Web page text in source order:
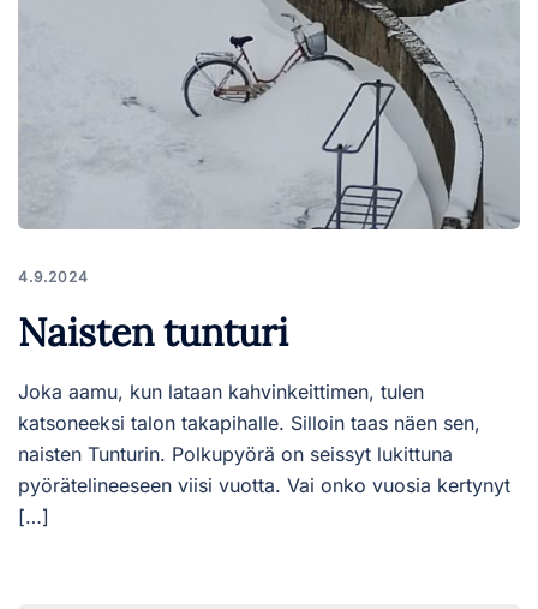
4.9.2024
Naisten tunturi
Joka aamu, kun lataan kahvinkeittimen, tulen
katsoneeksi talon takapihalle. Silloin taas näen sen,
naisten Tunturin. Polkupyörä on seissyt lukittuna
pyörätelineeseen viisi vuotta. Vai onko vuosia kertynyt
[…]